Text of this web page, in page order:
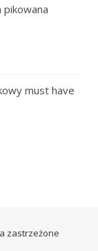
pikowana
must have
zastrzeżone